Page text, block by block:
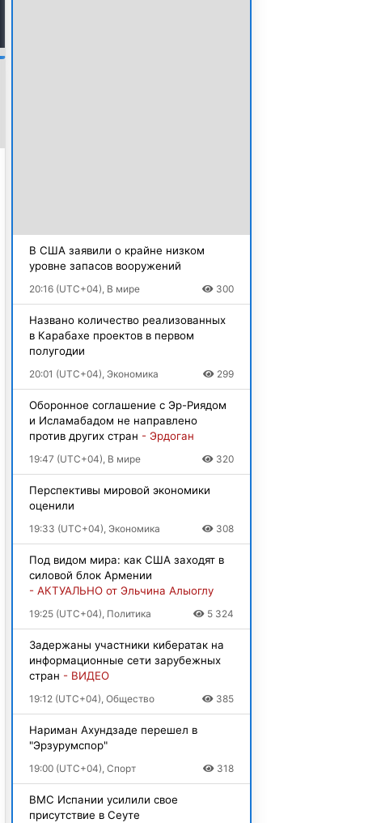
В США заявили о крайне низком
уровне запасов вооружений
20:16 (UTC+04), В мире 300
Названо количество реализованных
в Карабахе проектов в первом
полугодии
20:01 (UTC+04), Экономика 299
Оборонное соглашение с Эр-Риядом
и Исламабадом не направлено
против других стран - Эрдоган
19:47 (UTC+04), В мире 320
Перспективы мировой экономики
оценили
19:33 (UTC+04), Экономика 308
Под видом мира: как США заходят в
силовой блок Армении
- АКТУАЛЬНО от Эльчина Алыоглу
19:25 (UTC+04), Политика 5 324
Задержаны участники кибератак на
информационные сети зарубежных
стран - ВИДЕО
19:12 (UTC+04), Общество 385
Нариман Ахундзаде перешел в
"Эрзурумспор"
19:00 (UTC+04), Спорт 318
ВМС Испании усилили свое
присутствие в Сеуте